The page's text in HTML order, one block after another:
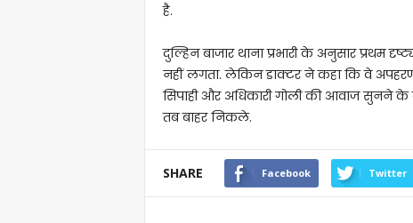
है.
दुल्हिन बाजार थाना प्रभारी के अनुसार प्रथम
नहीं लगता. लेकिन डाक्टर ने कहा कि वे
सिपाही और अधिकारी गोली की आवाज सुनने के
तब बाहर निकले.
SHARE Facebook Twitter